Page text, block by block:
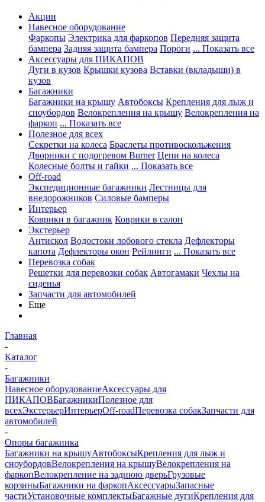
Акции
Навесное оборудование
Фаркопы Электрика для фаркопов Передняя защита
бампера Задняя защита бампера Пороги ... Показать все
Аксессуары для ПИКАПОВ
Дуги в кузов Крышки кузова Вставки (вкладыши) в
кузов
Багажники
Багажники на крышу Автобоксы Крепления для лыж и
сноубордов Велокрепления на крышу Велокрепления на
фаркоп ... Показать все
Полезное для всех
Секретки на колеса Браслеты противоскольжения
Дворники с подогревом Burner Цепи на колеса
Колесные болты и гайки ... Показать все
Off-road
Экспедиционные багажники Лестницы для
внедорожников Силовые бамперы
Интерьер
Коврики в багажник Коврики в салон
Экстерьер
Антискол Водостоки лобового стекла Дефлекторы
капота Дефлекторы окон Рейлинги ... Показать все
Перевозка собак
Решетки для перевозки собак Автогамаки Чехлы на
сиденья
Запчасти для автомобилей
Еще
Главная
-
Каталог
-
Багажники
Навесное оборудованиеАксессуары для
ПИКАПОВБагажникиПолезное для
всехЭкстерьерИнтерьерOff-roadПеревозка собакЗапчасти для
автомобилей
-
Опоры багажника
Багажники на крышуАвтобоксыКрепления для лыж и
сноубордовВелокрепления на крышуВелокрепления на
фаркопВелокрепление на заднюю дверьГрузовые
корзиныБагажники на фаркопАксессуарыЗапасные
частиУстановочные комплектыБагажные дугиКрепления для